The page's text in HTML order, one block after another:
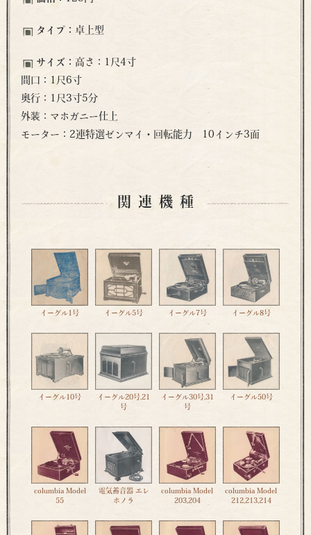
タイプ：卓上型
サイズ： 高さ：1尺4寸
間口：1尺6寸
奥行：1尺3寸5分
外装：マホガニー仕上
モーター：2連特選ゼンマイ・回転能力 10インチ3面
関連機種
イーグル1号 イーグル5号 イーグル7号 イーグル8号
イーグル10号
イーグル20号,21
号
イーグル30号,31
号
イーグル50号
columbia Model
55
電気蓄音器 エレ
ホノラ
columbia Model
203,204
columbia Model
212,213,214